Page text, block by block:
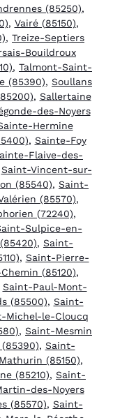
(85250),
, Vairé (85150),
, Treize-Septiers
Bouildroux
, Talmont-Saint-
(85390), Soullans
, Sallertaine
des-Noyers
Hermine
, Sainte-Foy
Flaive-des-
Saint-Vincent-sur-
(85540), Saint-
(85570),
(72240),
Sulpice-en-
, Saint-
, Saint-Pierre-
(85120),
Saint-Paul-Mont-
(85500), Saint-
Michel-le-Cloucq
, Saint-Mesmin
, Saint-
(85150),
(85210), Saint-
des-Noyers
(85570), Saint-